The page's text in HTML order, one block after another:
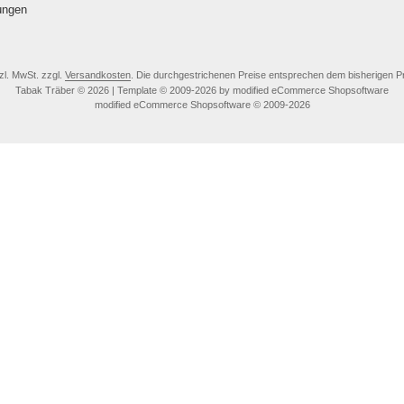
MwSt. zzgl. Versandkosten . Die durchgestrichenen Preise entsprechen dem bisherigen
Tabak Träber © 2026 | Template © 2009-2026 by modified eCommerce Shopsoftware
modified eCommerce Shopsoftware © 2009-2026